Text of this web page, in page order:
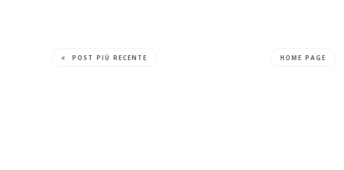
POST PIÙ RECENTE HOME PAGE